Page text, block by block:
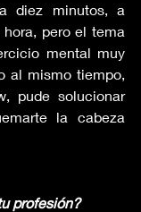
diez minutos, a
pero el tema
mental muy
al mismo tiempo,
pude solucionar
la cabeza
profesión?